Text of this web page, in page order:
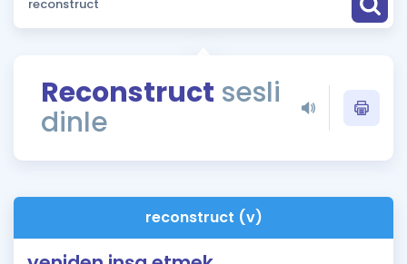
ÖSYM Sınav Takvimi
Kampanyalar
İngilizce Gramer
Reconstruct sesli
dinle
reconstruct (v)